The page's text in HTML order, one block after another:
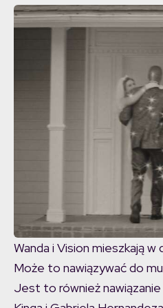
Wanda i Vision mieszkają
Może to nawiązywać do
Jest to również